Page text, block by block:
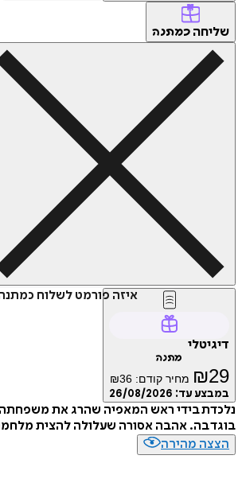
כמתנה
איזה פורמט לשלוח כמתנה?
₪ מחיר קודם: ₪36
עד:26/08/2026
בידי ראש המאפיה שהרג את משפחתה -
בה. אהבה אסורה שעלולה להצית מלחמת
מהירה